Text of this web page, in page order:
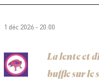
1 déc 2026 - 20:00
La lente et
buffle sur le